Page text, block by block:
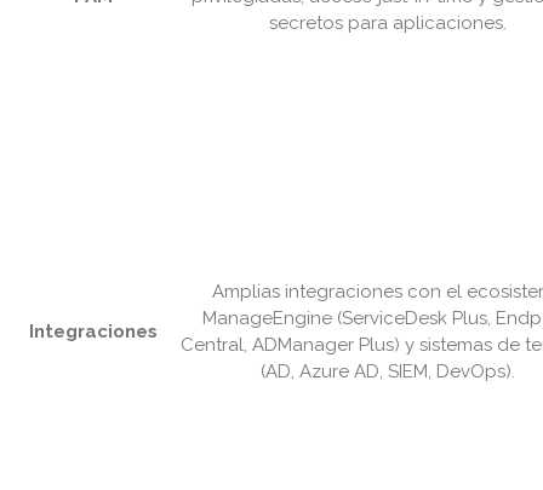
secretos para aplicaciones.
Integraciones
Amplias integraciones con el
ManageEngine (ServiceDesk Plus,
Central, ADManager Plus) y sistemas de
(AD, Azure AD, SIEM, DevOps).